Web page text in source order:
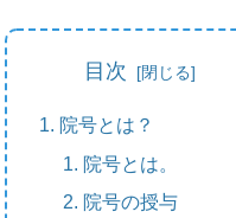
目次
院号とは？
院号とは。
院号の授与